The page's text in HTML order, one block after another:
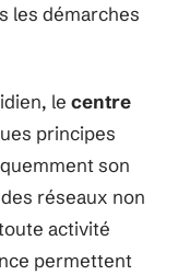
les démarches
le centre
principes
son
réseaux non
activité
permettent